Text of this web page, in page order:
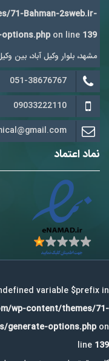
71-Bahman-2sweb.ir-
on line 139
مشهد، بلوار وکیل آباد، بین وکیل
051-38676767
09033222110
نماد اعتماد
variable $prefix in
wp-content/themes/71-
generate-options.phpon
line 139